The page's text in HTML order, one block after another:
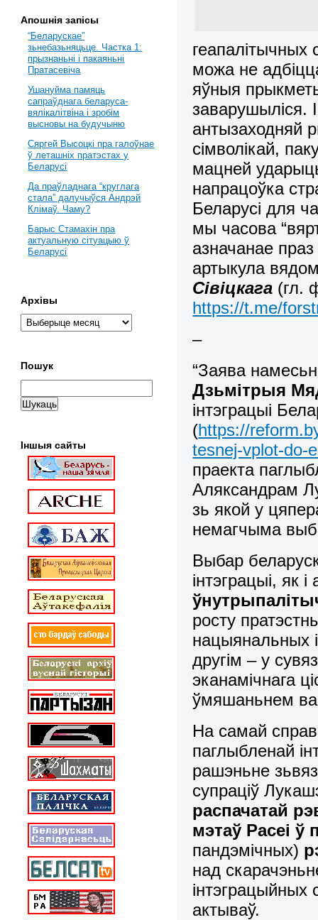
геапалітычных
можа не
яўныя
заварушыліся.
антызаходняй
сімволікай,
мацней
напрацоўка
Беларусі для
мы часова
азначанае
артыкула
Сівіцкага (гл.
https://t.me/
–
“Заява
Дзьмітрыя
інтэграцыі
(https://
tesnej-vplot-do-
праекта
Аляксандрам
зь якой у
немагчыма
Выбар
інтэграцыі, як
росту
нацыянальных
другім – у
эканамічнага
ўмяшаньнем ва
На самай
паглыбленай
рашэньне
супраціў
распачатай
мэтаў Расеі ў
пандэмічных)
над
інтэграцыйных
актываў.
Апошнія запісы
“Беларускае”
зьнебазьняцьце. Частка 1:
прызнаньні і пакаяньні
Пратасевіча
Ушануйма памяць
сапраўднага беларуса-
вялікалітвіна і зробім
высновы на будучыню
Сяргей Высоцкі пра галоўнае
ў леташніх пратэстах у
Беларусі
Да праўладнага “круглага
стала” далучыўся Андрэй
Клімаў. Чаму?
Барыс Стамахін пра
актуальную сітуацыю ў
Беларусі
Архівы
Пошук
Іншыя сайты